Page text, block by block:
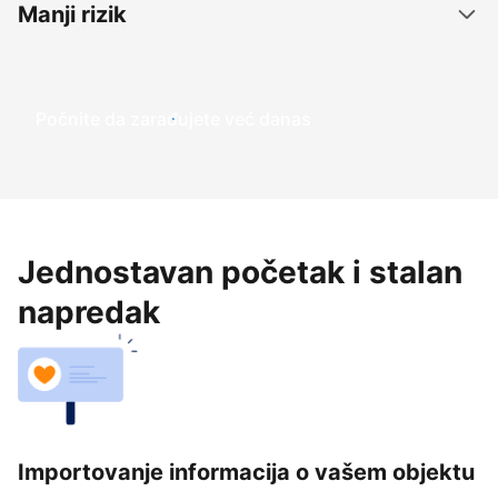
Manji rizik
Počnite da zarađujete već danas
Jednostavan početak i stalan
napredak
Importovanje informacija o vašem objektu